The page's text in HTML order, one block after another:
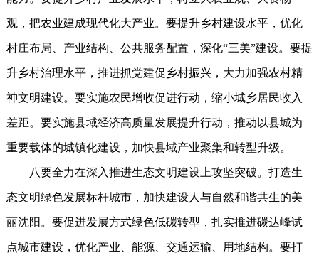
观，把农业建成现代化大产业。要提升乡村建设水平，优化
村庄布局、产业结构、公共服务配置，深化“三美”建设。要提
升乡村治理水平，推进抓党建促乡村振兴，大力加强农村精
神文明建设。要实施农民增收促进行动，缩小城乡居民收入
差距。要实施县域经济高质量发展提升行动，推动以县城为
重要载体的城镇化建设，加快县域产业聚集和转型升级。
八要全力在深入推进生态文明建设上攻坚突破。打造生
态文明绿色发展标杆城市，加快建设人与自然和谐共生的美
丽沈阳。要促进发展方式绿色低碳转型，扎实推进碳达峰试
点城市建设，优化产业、能源、交通运输、用地结构。要打